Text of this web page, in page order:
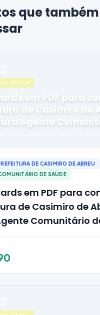
que
EM PDF
em PDF para
de Casimiro de
Agente
DE CASIMIRO DE ABREU
DE SAÚDE
em PDF para
de Casimiro de
Comunitário